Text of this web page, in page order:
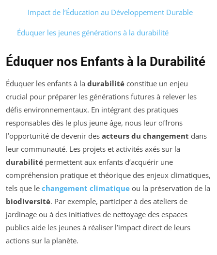
Impact de l’Éducation au Développement Durable
Éduquer les jeunes générations à la durabilité
Éduquer nos Enfants à la Durabilité
Éduquer les enfants à la durabilité constitue un enjeu
crucial pour préparer les générations futures à relever les
défis environnementaux. En intégrant des pratiques
responsables dès le plus jeune âge, nous leur offrons
l’opportunité de devenir des acteurs du changement dans
leur communauté. Les projets et activités axés sur la
durabilité permettent aux enfants d’acquérir une
compréhension pratique et théorique des enjeux climatiques,
tels que le changement climatique ou la préservation de la
biodiversité. Par exemple, participer à des ateliers de
jardinage ou à des initiatives de nettoyage des espaces
publics aide les jeunes à réaliser l’impact direct de leurs
actions sur la planète.